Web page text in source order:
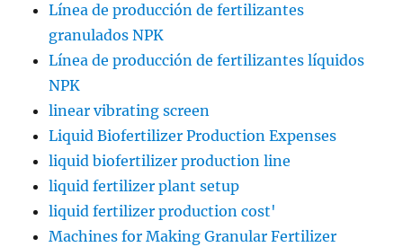
Línea de producción de fertilizantes
granulados NPK
Línea de producción de fertilizantes líquidos
NPK
linear vibrating screen
Liquid Biofertilizer Production Expenses
liquid biofertilizer production line
liquid fertilizer plant setup
liquid fertilizer production cost'
Machines for Making Granular Fertilizer